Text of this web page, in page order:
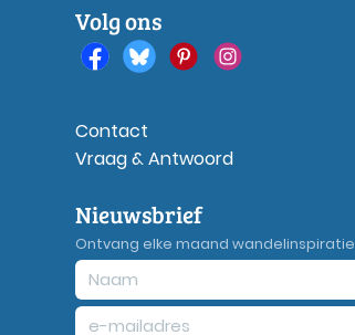
Volg ons
Contact
Vraag & Antwoord
Nieuwsbrief
Ontvang elke maand wandelinspiratie